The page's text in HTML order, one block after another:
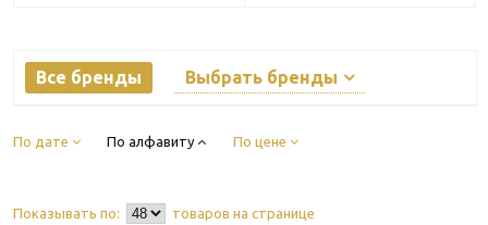
Все бренды Выбрать бренды
По дате По алфавиту По цене
Показывать по: товаров на странице